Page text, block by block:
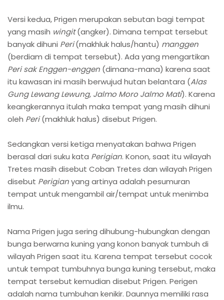
Versi kedua, Prigen merupakan sebutan bagi tempat
yang masih wingit(angker). Dimana tempat tersebut
banyak dihuni Peri(makhluk halus/hantu) manggen
(berdiam di tempat tersebut). Ada yang mengartikan
Peri sak Enggen-enggen (dimana-mana) karena saat
itu kawasan ini masih berwujud hutan belantara (Alas
Gung Lewang Lewung, Jalmo Moro Jalmo Mati). Karena
keangkerannya itulah maka tempat yang masih dihuni
oleh Peri(makhluk halus) disebut Prigen.
Sedangkan versi ketiga menyatakan bahwa Prigen
berasal dari suku kata Perigian. Konon, saat itu wilayah
Tretes masih disebut Coban Tretes dan wilayah Prigen
disebut Perigianyang artinya adalah pesumuran
tempat untuk mengambil air/tempat untuk menimba
ilmu.
Nama Prigen juga sering dihubung-hubungkan dengan
bunga berwarna kuning yang konon banyak tumbuh di
wilayah Prigen saat itu. Karena tempat tersebut cocok
untuk tempat tumbuhnya bunga kuning tersebut, maka
tempat tersebut kemudian disebut Prigen. Perigen
adalah nama tumbuhan kenikir. Daunnya memiliki rasa